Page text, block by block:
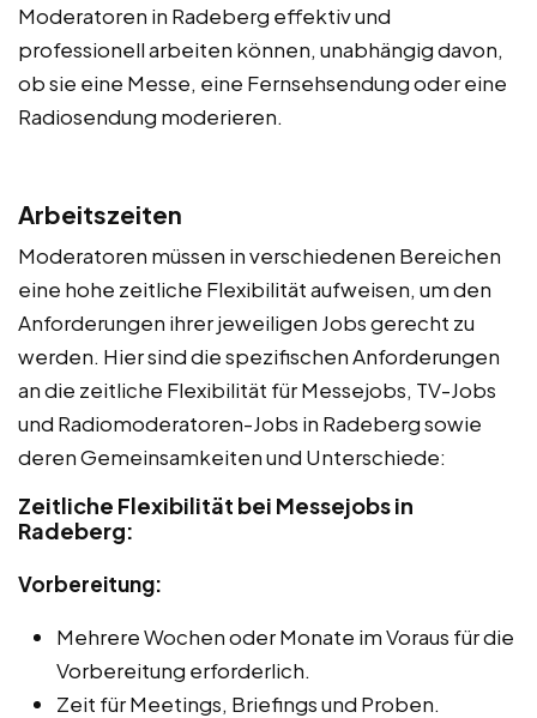
Moderatoren in Radeberg effektiv und
professionell arbeiten können, unabhängig davon,
ob sie eine Messe, eine Fernsehsendung oder eine
Radiosendung moderieren.
Arbeitszeiten
Moderatoren müssen in verschiedenen Bereichen
eine hohe zeitliche Flexibilität aufweisen, um den
Anforderungen ihrer jeweiligen Jobs gerecht zu
werden. Hier sind die spezifischen Anforderungen
an die zeitliche Flexibilität für Messejobs, TV-Jobs
und Radiomoderatoren-Jobs in Radeberg sowie
deren Gemeinsamkeiten und Unterschiede:
Zeitliche Flexibilität bei Messejobs in
Radeberg:
Vorbereitung:
Mehrere Wochen oder Monate im Voraus für die
Vorbereitung erforderlich.
Zeit für Meetings, Briefings und Proben.